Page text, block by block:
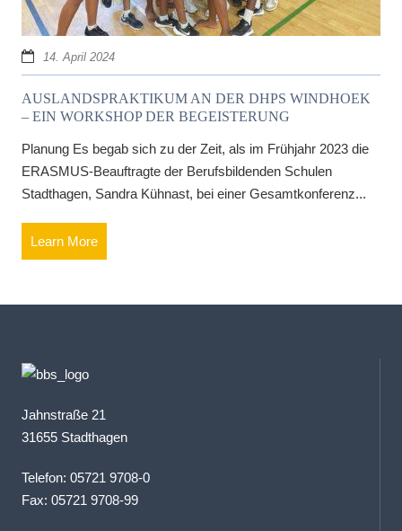
14. April 2024
AUSLANDSPRAKTIKUM AN DER DHPS WINDHOEK
– EIN WORKSHOP DER BEGEISTERUNG
Planung Es begab sich zu der Zeit, als im Frühjahr 2023 die
ERASMUS-Beauftragte der Berufsbildenden Schulen
Stadthagen, Sandra Kühnast, bei einer Gesamtkonferenz...
Learn More
Jahnstraße 21
31655 Stadthagen
Telefon: 05721 9708-0
Fax: 05721 9708-99